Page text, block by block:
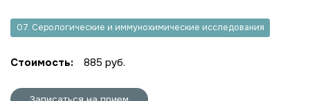
07. Серологические и иммунохимические исследования
Стоимость: 885 руб.